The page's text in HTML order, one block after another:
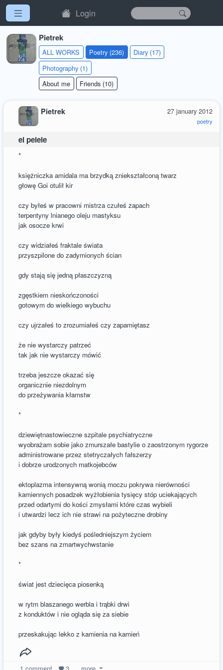
Login
Pietrek
ALL WORKS Poetry (236)
Diary (17)
Photography (1)
About me
Friends (10)
27 january 2012
poetry
Pietrek
el pelele
*
księżniczka amidala ma brzydką zniekształconą twarz
głowę Goi otulił kir
czy byłeś w pracowni mistrza czułeś zapach
terpentyny lnianego oleju mastyksu
jak osocze krwi
czy widziałeś fraktale świata
przyszpilone do zadymionych ścian
gdy stają się jedną płaszczyzną
zgęstkiem nieskończoności
gotowym do wielkiego wybuchu
czy ujrzałeś to zrozumiałeś czy zapamiętasz
że nie wystarczy patrzeć
tak jak nie wystarczy mówić
trzeba jeszcze okazać się
organicznie niezdolnym
do przeżywania kłamstw
*
dziewiętnastowieczne szpitale psychiatryczne
wyobrażam sobie jako zmurszałe bastylie o zaostrzonym rygorze
administrowane przez stetryczałych fałszerzy
i dobrze urodzonych matkojebców
ektoplazma intensywną wonią moczu pokrywa nierówności
kamiennych posadzek wyżłobienia tysięcy stóp uciekających
przed odartymi do kości zmysłami które czas wybieli
i utwardzi lecz ich nie strawi na pożyteczne drobiny
jak gdyby były kiedyś pośledniejszym życiem
bez szans na zmartwychwstanie
*
świat jest dziecięca piosenką
w rytm blaszanego werbla i trąbki drwi
z konduktów i nie ogląda się za siebie
przeskakując lekko z kamienia na kamień